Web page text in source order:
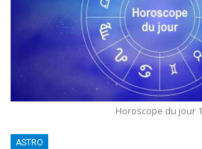
Horoscope du jour 1
ASTRO